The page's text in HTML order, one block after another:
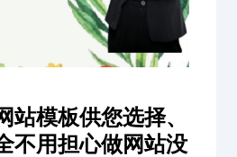
模板供您选择、
不用担心做网站没